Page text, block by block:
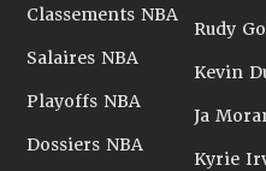
Classements NBA
Salaires NBA
Playoffs NBA
Dossiers NBA
Rudy
Kevin
Ja
Kyrie